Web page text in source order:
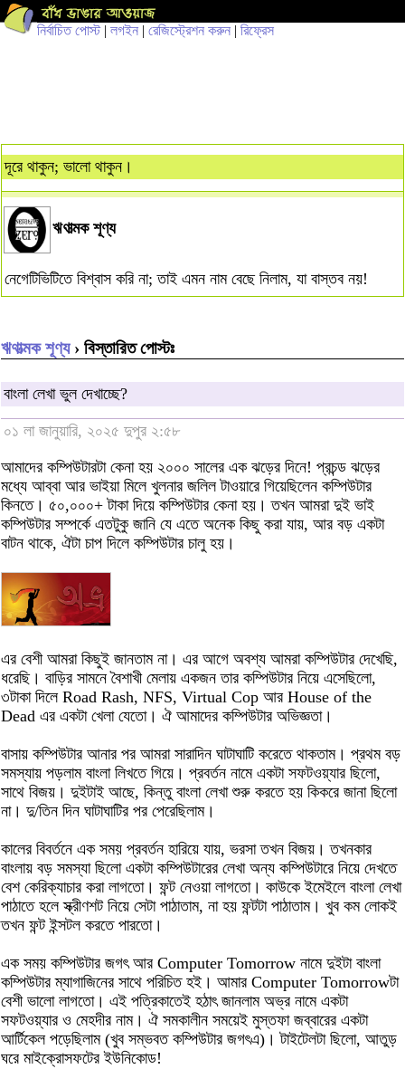
নির্বাচিত পোস্ট| লগইন | রেজিস্ট্রেশন করুন | রিফ্রেস
দূরে থাকুন; ভালো থাকুন।
ঋণাত্মক শূণ্য
নেগেটিভিটিতে বিশ্বাস করি না; তাই এমন নাম বেছে নিলাম, যা বাস্তব নয়!
ঋণাত্মক শূণ্য› বিস্তারিত পোস্টঃ
বাংলা লেখা ভুল দেখাচ্ছে?
০১ লা জানুয়ারি, ২০২৫ দুপুর ২:৫৮
আমাদের কম্পিউটারটা কেনা হয় ২০০০ সালের এক ঝড়ের দিনে! প্রচন্ড ঝড়ের
মধ্যে আব্বা আর ভাইয়া মিলে খুলনার জলিল টাওয়ারে গিয়েছিলেন কম্পিউটার
কিনতে। ৫০,০০০+ টাকা দিয়ে কম্পিউটার কেনা হয়। তখন আমরা দুই ভাই
কম্পিউটার সম্পর্কে এতটুকু জানি যে এতে অনেক কিছু করা যায়, আর বড় একটা
বাটন থাকে, ঐটা চাপ দিলে কম্পিউটার চালু হয়।
এর বেশী আমরা কিছুই জানতাম না। এর আগে অবশ্য আমরা কম্পিউটার দেখেছি,
ধরেছি। বাড়ির সামনে বৈশাখী মেলায় একজন তার কম্পিউটার নিয়ে এসেছিলো,
৩টাকা দিলে Road Rash, NFS, Virtual Cop আর House of the
Dead এর একটা খেলা যেতো। ঐ আমাদের কম্পিউটার অভিজ্ঞতা।
বাসায় কম্পিউটার আনার পর আমরা সারাদিন ঘাটাঘাটি করেতে থাকতাম। প্রথম বড়
সমস্যায় পড়লাম বাংলা লিখতে গিয়ে। প্রবর্তন নামে একটা সফটওয়্যার ছিলো,
সাথে বিজয়। দুইটাই আছে, কিন্তু বাংলা লেখা শুরু করতে হয় কিকরে জানা ছিলো
না। দু/তিন দিন ঘাটাঘাটির পর পেরেছিলাম।
কালের বিবর্তনে এক সময় প্রবর্তন হারিয়ে যায়, ভরসা তখন বিজয়। তখনকার
বাংলায় বড় সমস্যা ছিলো একটা কম্পিউটারের লেখা অন্য কম্পিউটারে নিয়ে দেখতে
বেশ কেরিক্যাচার করা লাগতো। ফন্ট নেওয়া লাগতো। কাউকে ইমেইলে বাংলা লেখা
পাঠাতে হলে স্ক্রীণশট নিয়ে সেটা পাঠাতাম, না হয় ফন্টটা পাঠাতাম। খুব কম লোকই
তখন ফন্ট ইন্সটল করতে পারতো।
এক সময় কম্পিউটার জগৎ আর Computer Tomorrow নামে দুইটা বাংলা
কম্পিউটার ম্যাগাজিনের সাথে পরিচিত হই। আমার Computer Tomorrowটা
বেশী ভালো লাগতো। এই পত্রিকাতেই হঠাৎ জানলাম অভ্র নামে একটা
সফটওয়্যার ও মেহদীর নাম। ঐ সমকালীন সময়েই মুস্তফা জব্বারের একটা
আর্টিকেল পড়েছিলাম (খুব সম্ভবত কম্পিউটার জগৎএ)। টাইটেলটা ছিলো, আতুড়
ঘরে মাইক্রোসফটের ইউনিকোড!